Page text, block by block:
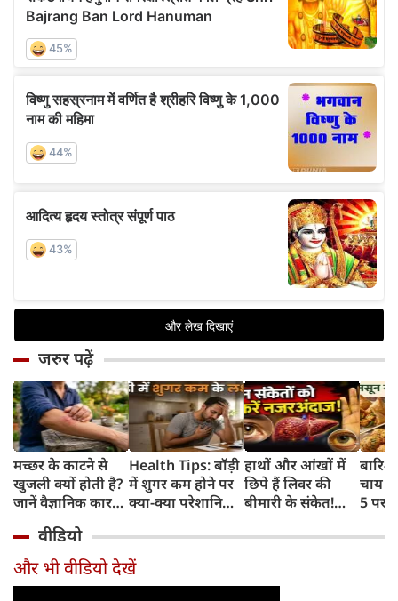
जरुर पढ़ें
मच्छर के काटने से
खुजली क्यों होती है?
जानें वैज्ञानिक कारण
Health Tips: बॉड़ी
में शुगर कम होने पर
क्या-क्या परेशानियां
बातें
हाथों और आंखों में
छिपे हैं लिवर की
बीमारी के संकेत!
नजरअंदाज
चाय
5
वीडियो
और भी वीडियो देखें